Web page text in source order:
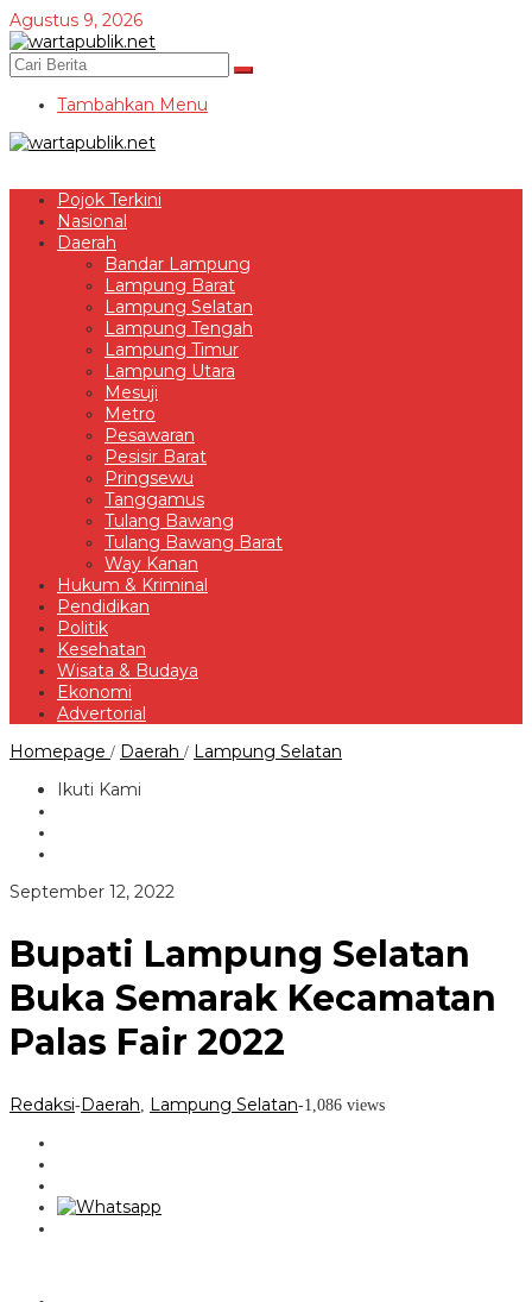
Lewati
ke
konten
Agustus 9, 2026
Tambahkan Menu
Pojok Terkini
Nasional
Daerah
Bandar Lampung
Lampung Barat
Lampung Selatan
Lampung Tengah
Lampung Timur
Lampung Utara
Mesuji
Metro
Pesawaran
Pesisir Barat
Pringsewu
Tanggamus
Tulang Bawang
Tulang Bawang Barat
Way Kanan
Hukum & Kriminal
Pendidikan
Politik
Kesehatan
Wisata & Budaya
Ekonomi
Advertorial
Homepage / Daerah / Lampung Selatan
Ikuti Kami
September 12, 2022
Bupati Lampung Selatan
Buka Semarak Kecamatan
Palas Fair 2022
Redaksi-Daerah Lampung Selatan-1,086 views